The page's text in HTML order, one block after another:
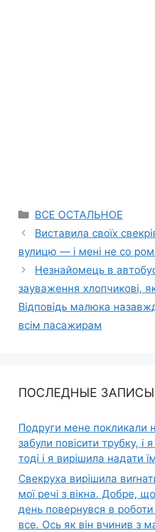
Categories
ВСЕ ОСТАЛЬНОЕ
Виставила своїх
вулицю — і мені не со
Незнайомець в
зауваження хлопчикові,
Відповідь малюка
всім пасажирам
ПОСЛЕДНЫЕ ЗАПИСЫ
Подруги мене покликали
забули повісити трубку, і
тоді і я вирішила надати
Свекруха вирішила
мої речі з вікна. Добре,
день повернувся в
все. Ось як він вчинив з